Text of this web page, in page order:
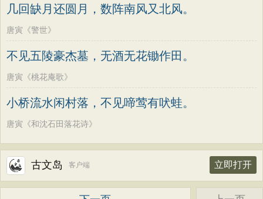
几回缺月还圆月，数阵南风又北风。
唐寅《警世》
不见五陵豪杰墓，无酒无花锄作田。
唐寅《桃花庵歌》
小桥流水闲村落，不见啼莺有吠蛙。
唐寅《和沈石田落花诗》
古文岛 客户端 立即打开